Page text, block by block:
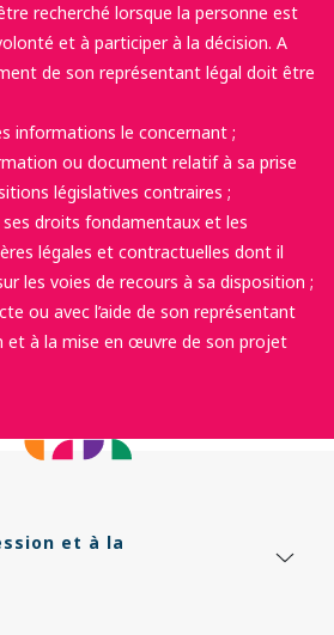
recherché lorsque la personne est
et à participer à la décision. A
de son représentant légal doit être
informations le concernant ;
ou document relatif à sa prise
législatives contraires ;
droits fondamentaux et les
légales et contractuelles dont il
les voies de recours à sa disposition ;
ou avec l’aide de son représentant
et à la mise en œuvre de son projet
et à la